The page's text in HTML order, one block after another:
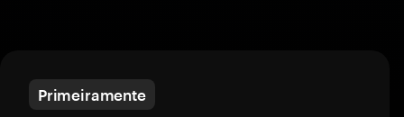
Primeiramente